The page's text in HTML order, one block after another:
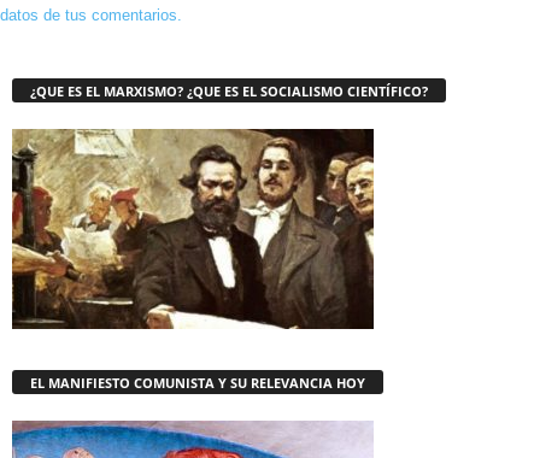
datos de tus comentarios.
¿QUE ES EL MARXISMO? ¿QUE ES EL SOCIALISMO CIENTÍFICO?
EL MANIFIESTO COMUNISTA Y SU RELEVANCIA HOY